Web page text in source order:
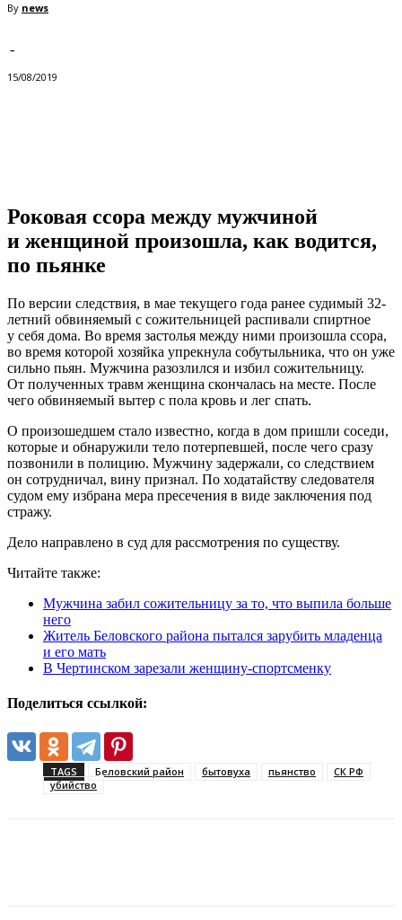
By news
-
15/08/2019
Роковая ссора между мужчиной
и женщиной произошла, как водится,
по пьянке
По версии следствия, в мае текущего года ранее судимый 32-
летний обвиняемый с сожительницей распивали спиртное
у себя дома. Во время застолья между ними произошла ссора,
во время которой хозяйка упрекнула собутыльника, что он уже
сильно пьян. Мужчина разозлился и избил сожительницу.
От полученных травм женщина скончалась на месте. После
чего обвиняемый вытер с пола кровь и лег спать.
О произошедшем стало известно, когда в дом пришли соседи,
которые и обнаружили тело потерпевшей, после чего сразу
позвонили в полицию. Мужчину задержали, со следствием
он сотрудничал, вину признал. По ходатайству следователя
судом ему избрана мера пресечения в виде заключения под
стражу.
Дело направлено в суд для рассмотрения по существу.
Читайте также:
Мужчина забил сожительницу за то, что выпила больше
него
Житель Беловского района пытался зарубить младенца
и его мать
В Чертинском зарезали женщину-спортсменку
Поделиться ссылкой:
TAGS Беловский район бытовуха пьянство
СК РФ
убийство